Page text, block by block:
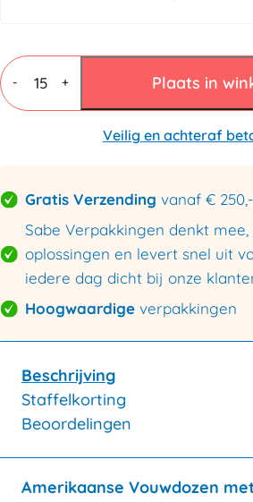
-
Vouwdozen
7
mm
BC
+ Plaats in
Veilig en achteraf
Gratis Verzending vanaf € 250,-
Sabe Verpakkingen denkt
oplossingen en levert snel uit
iedere dag dicht bij onze
Hoogwaardige verpakkingen
Beschrijving
Staffelkorting
Beoordelingen
Amerikaanse Vouwdozen